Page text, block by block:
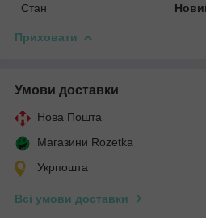
Стан
Приховати
Умови доставки
Нова Пошта
Магазини Rozetka
Укрпошта
Всі умови доставки